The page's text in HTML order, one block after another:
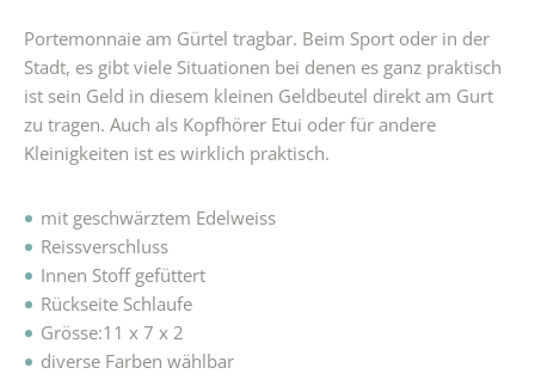
Portemonnaie am Gürtel tragbar. Beim Sport oder in der
Stadt, es gibt viele Situationen bei denen es ganz praktisch
ist sein Geld in diesem kleinen Geldbeutel direkt am Gurt
zu tragen. Auch als Kopfhörer Etui oder für andere
Kleinigkeiten ist es wirklich praktisch.
mit geschwärztem Edelweiss
Reissverschluss
Innen Stoff gefüttert
Rückseite Schlaufe
Grösse:11 x 7 x 2
diverse Farben wählbar